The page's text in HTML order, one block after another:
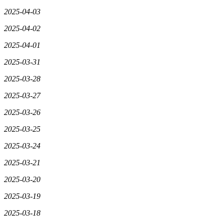
2025-04-03
2025-04-02
2025-04-01
2025-03-31
2025-03-28
2025-03-27
2025-03-26
2025-03-25
2025-03-24
2025-03-21
2025-03-20
2025-03-19
2025-03-18